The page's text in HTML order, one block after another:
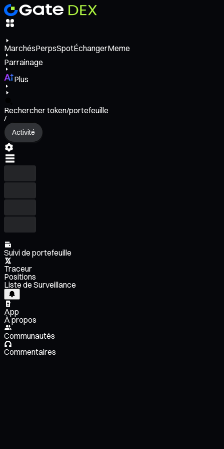
MarchésPerpsSpotÉchangerMeme
Parrainage
Plus
Rechercher token/portefeuille
/
Activité
Suivi de portefeuille
Traceur
Positions
Liste de Surveillance
App
À propos
Communautés
Commentaires